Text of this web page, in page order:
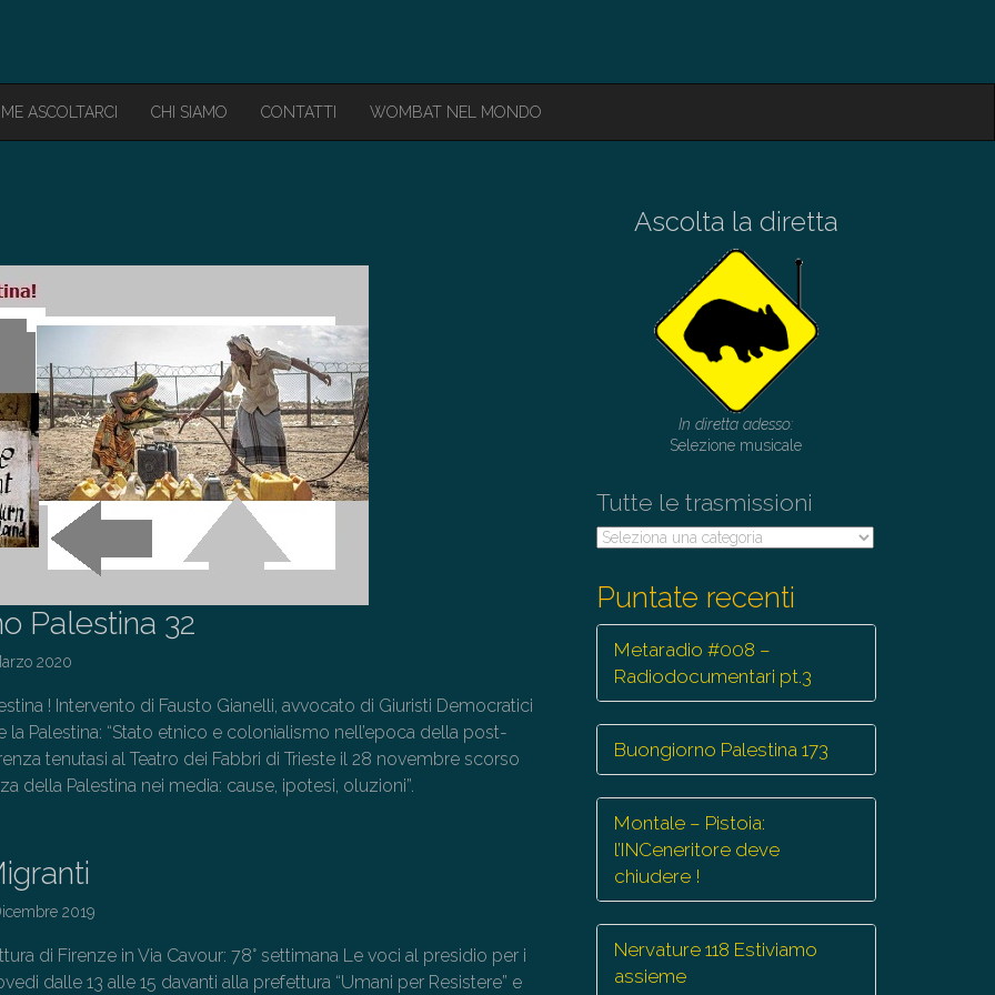
ASCOLTARCI CHI SIAMO CONTATTI WOMBAT NEL MONDO
Palestina 32
2020
! Intervento di Fausto Gianelli, avvocato di Giuristi Democratici
la Palestina: “Stato etnico e colonialismo nell’epoca della post-
tenutasi al Teatro dei Fabbri di Trieste il 28 novembre scorso
della Palestina nei media: cause, ipotesi, oluzioni”.
2019
di Firenze in Via Cavour: 78° settimana Le voci al presidio per i
dalle 13 alle 15 davanti alla prefettura “Umani per Resistere” e
Ascolta la diretta
In diretta adesso:
Selezione musicale
Tutte le trasmissioni
Tutte
Puntate recenti
Metaradio #008 –
Radiodocumentari pt.3
Buongiorno Palestina 173
Montale – Pistoia:
l’INCeneritore deve
chiudere !
Nervature 118 Estiviamo
assieme